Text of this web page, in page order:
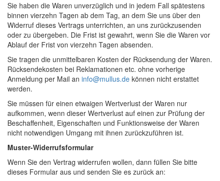
Sie haben die Waren unverzüglich und in jedem Fall spätestens
binnen vierzehn Tagen ab dem Tag, an dem Sie uns über den
Widerruf dieses Vertrags unterrichten, an uns zurückzusenden
oder zu übergeben. Die Frist ist gewahrt, wenn Sie die Waren vor
Ablauf der Frist von vierzehn Tagen absenden.
Sie tragen die unmittelbaren Kosten der Rücksendung der Waren.
Rücksendekosten bei Reklamationen etc. ohne vorherige
Anmeldung per Mail an info@mullus.de können nicht erstattet
werden.
Sie müssen für einen etwaigen Wertverlust der Waren nur
aufkommen, wenn dieser Wertverlust auf einen zur Prüfung der
Beschaffenheit, Eigenschaften und Funktionsweise der Waren
nicht notwendigen Umgang mit ihnen zurückzuführen ist.
Muster-Widerrufsformular
Wenn Sie den Vertrag widerrufen wollen, dann füllen Sie bitte
dieses Formular aus und senden Sie es zurück an: